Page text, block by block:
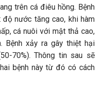
trên cá điêu hồng. Bệnh
nước tăng cao, khi hàm
cá nuôi với mật thả cao,
Bệnh xảy ra gây thiệt hại
70%). Thông tin sau sẽ
bệnh này từ đó có cách